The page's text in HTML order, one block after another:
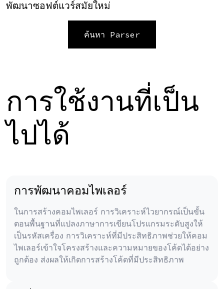
พัฒนาซอฟต์แวร์สมัยใหม่
ค้นหา Parser
การใช้งานที่เป็น
ไปได้
การพัฒนาคอมไพเลอร์
ในการสร้างคอมไพเลอร์ การวิเคราะห์ไวยากรณ์เป็นขั้น
ตอนพื้นฐานที่แปลงภาษาการเขียนโปรแกรมระดับสูงให้
เป็นรหัสเครื่อง การวิเคราะห์ที่มีประสิทธิภาพช่วยให้คอม
ไพเลอร์เข้าใจโครงสร้างและความหมายของโค้ดได้อย่าง
ถูกต้อง ส่งผลให้เกิดการสร้างโค้ดที่มีประสิทธิภาพ